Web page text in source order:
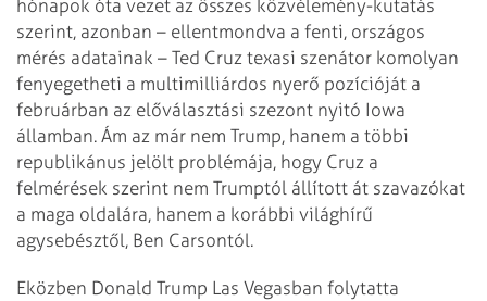
hónapok óta vezet az összes közvélemény-kutatás
szerint, azonban – ellentmondva a fenti, országos
mérés adatainak – Ted Cruz texasi szenátor komolyan
fenyegetheti a multimilliárdos nyerő pozícióját a
februárban az előválasztási szezont nyitó Iowa
államban. Ám az már nem Trump, hanem a többi
republikánus jelölt problémája, hogy Cruz a
felmérések szerint nem Trumptól állított át szavazókat
a maga oldalára, hanem a korábbi világhírű
agysebésztől, Ben Carsontól.
Eközben Donald Trump Las Vegasban folytatta